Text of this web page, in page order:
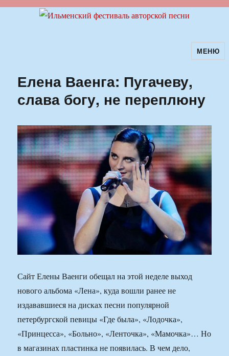
Ильменский фестиваль авторскойМЕНЮ
Елена Ваенга: Пугачеву,
слава богу, не переплюну
Сайт Елены Ваенги обещал на этой неделе выход
нового альбома «Лена», куда вошли ранее не
издававшиеся на дисках песни популярной
петербургской певицы «Где была», «Лодочка»,
«Принцесса», «Больно», «Ленточка», «Мамочка»… Но
в магазинах пластинка не появилась. В чем дело,